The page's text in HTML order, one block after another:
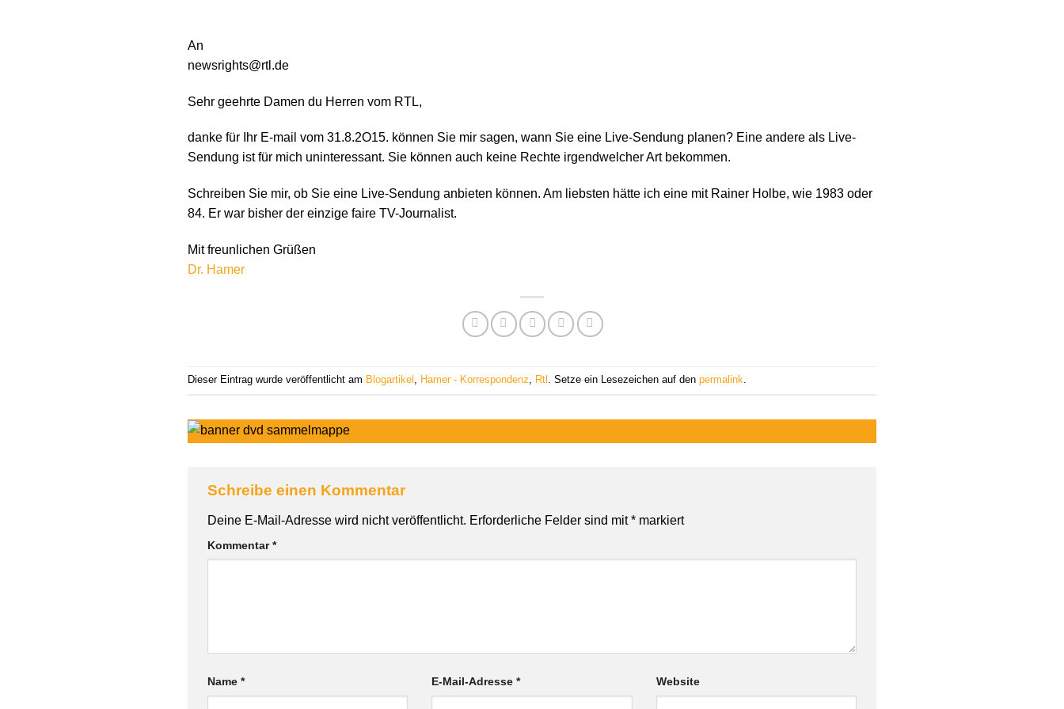
An
newsrights@rtl.de
Sehr geehrte Damen du Herren vom RTL,
danke für Ihr E-mail vom 31.8.2O15. können Sie mir sagen, wann Sie eine Live-Sendung planen? Eine andere als Live-
Sendung ist für mich uninteressant. Sie können auch keine Rechte irgendwelcher Art bekommen.
Schreiben Sie mir, ob Sie eine Live-Sendung anbieten können. Am liebsten hätte ich eine mit Rainer Holbe, wie 1983 oder
84. Er war bisher der einzige faire TV-Journalist.
Mit freunlichen Grüßen
Dr. Hamer
Dieser Eintrag wurde veröffentlicht am Blogartikel , Hamer - Korrespondenz, Rtl . Setze ein Lesezeichen auf den permalink.
Schreibe einen Kommentar
Deine E-Mail-Adresse wird nicht veröffentlicht. Erforderliche Felder sind mit* markiert
Kommentar*
Name * E-Mail-Adresse* Website
Alternative: